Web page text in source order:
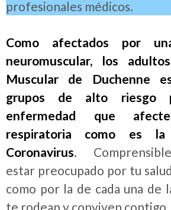
profesionales médicos.
Como afectados por
neuromuscular, los
Muscular de Duchenne
grupos de alto riesgo
enfermedad que
respiratoria como es
Coronavirus.
estar preocupado por tu
como por la de cada una de
te rodean y conviven contigo.